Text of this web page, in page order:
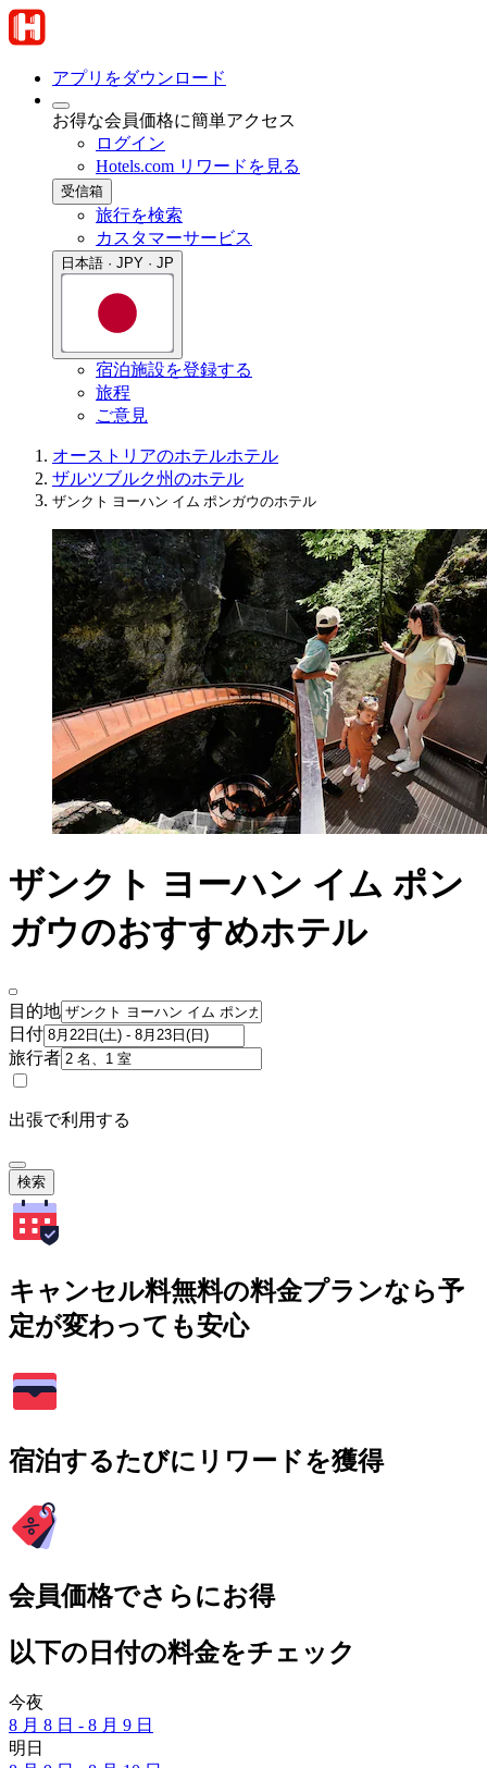
アプリをダウンロード
お得な会員価格に簡単アクセス
ログイン
Hotels.com リワードを見る
受信箱
旅行を検索
カスタマーサービス
日本語 · JPY · JP
宿泊施設を登録する
旅程
ご意見
オーストリアのホテルホテル
ザルツブルク州のホテル
ザンクト ヨーハン イム ポンガウのホテル
ザンクト ヨーハン イム ポン
ガウのおすすめホテル
目的地
日付
旅行者
出張で利用する
検索
キャンセル料無料の料金プランなら予
定が変わっても安心
宿泊するたびにリワードを獲得
会員価格でさらにお得
以下の日付の料金をチェック
今夜
8 月 8 日 - 8 月 9 日
明日